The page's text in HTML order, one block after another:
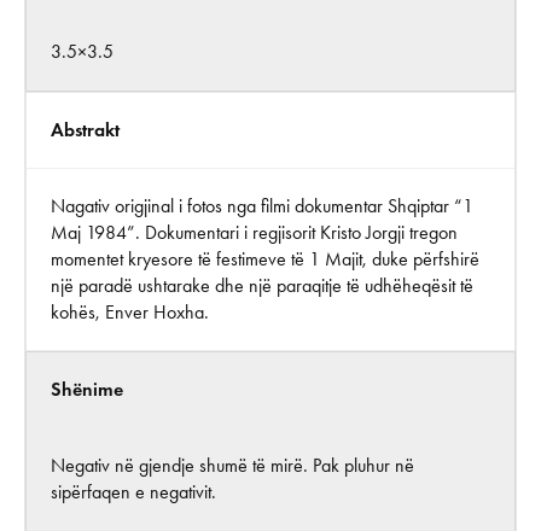
3.5×3.5
Abstrakt
Nagativ origjinal i fotos nga filmi dokumentar Shqiptar “1
Maj 1984”. Dokumentari i regjisorit Kristo Jorgji tregon
momentet kryesore të festimeve të 1 Majit, duke përfshirë
një paradë ushtarake dhe një paraqitje të udhëheqësit të
kohës, Enver Hoxha.
Shënime
Negativ në gjendje shumë të mirë. Pak pluhur në
sipërfaqen e negativit.